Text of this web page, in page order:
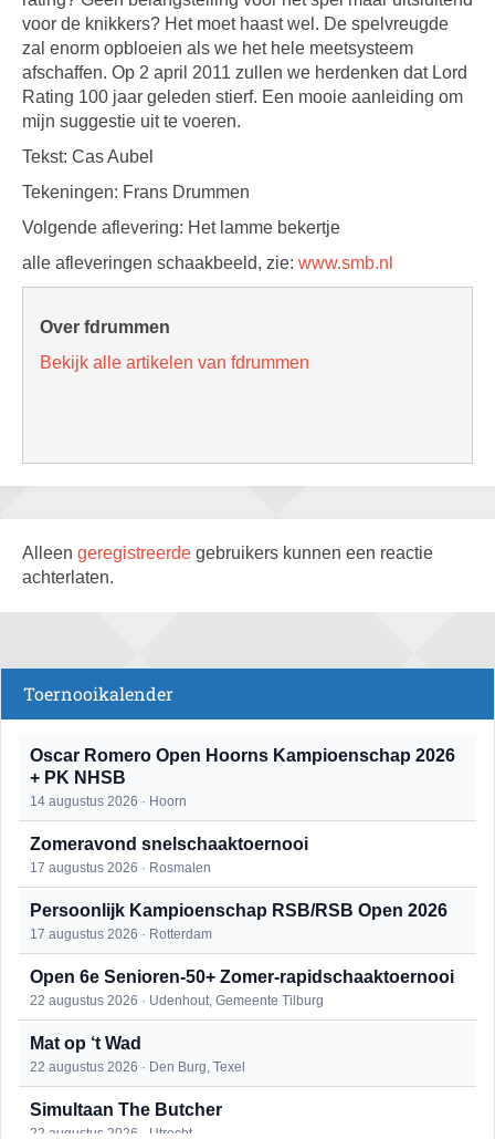
voor de knikkers? Het moet haast wel. De spelvreugde
zal enorm opbloeien als we het hele meetsysteem
afschaffen. Op 2 april 2011 zullen we herdenken dat Lord
Rating 100 jaar geleden stierf. Een mooie aanleiding om
mijn suggestie uit te voeren.
Tekst: Cas Aubel
Tekeningen: Frans Drummen
Volgende aflevering: Het lamme bekertje
alle afleveringen schaakbeeld, zie: www.smb.nl
Over fdrummen
Bekijk alle artikelen van fdrummen
Alleen geregistreerde gebruikers kunnen een reactie
achterlaten.
Toernooikalender
Oscar Romero Open Hoorns Kampioenschap 2026
+ PK NHSB
14 augustus 2026 · Hoorn
Zomeravond snelschaaktoernooi
17 augustus 2026 · Rosmalen
Persoonlijk Kampioenschap RSB/RSB Open 2026
17 augustus 2026 · Rotterdam
Open 6e Senioren-50+ Zomer-rapidschaaktoernooi
22 augustus 2026 · Udenhout, Gemeente Tilburg
Mat op ‘t Wad
22 augustus 2026 · Den Burg, Texel
Simultaan The Butcher
22 augustus 2026 · Utrecht